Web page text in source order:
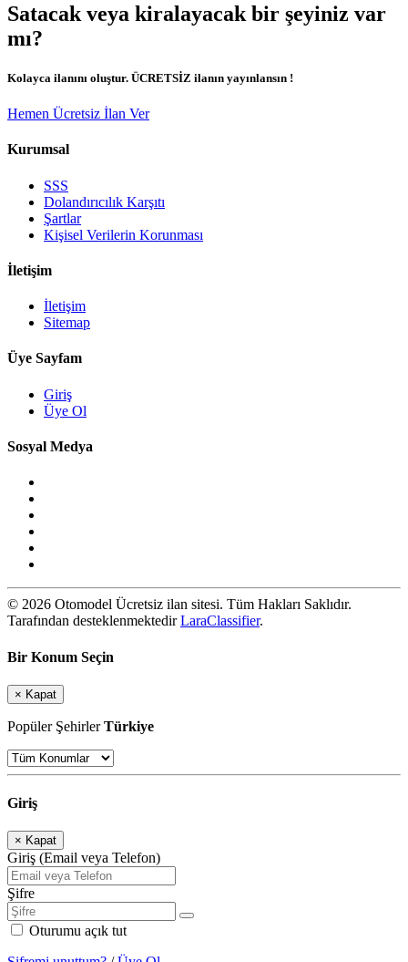
Satacak veya kiralayacak bir şeyiniz var
mı?
Kolayca ilanını oluştur. ÜCRETSİZ ilanın yayınlansın !
Hemen Ücretsiz İlan Ver
Kurumsal
SSS
Dolandırıcılık Karşıtı
Şartlar
Kişisel Verilerin Korunması
İletişim
İletişim
Sitemap
Üye Sayfam
Giriş
Üye Ol
Sosyal Medya
© 2026 Otomodel Ücretsiz ilan sitesi. Tüm Hakları Saklıdır.
Tarafından desteklenmektedirLaraClassifier.
Bir Konum Seçin
× Kapat
Popüler ŞehirlerTürkiye
Giriş
× Kapat
Giriş (Email veya Telefon)
Şifre
Oturumu açık tut